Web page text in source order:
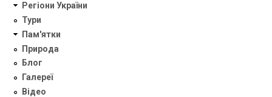
Регіони України
Тури
Пам'ятки
Природа
Блог
Галереї
Відео